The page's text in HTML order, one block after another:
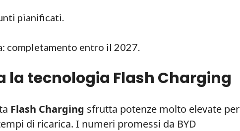
pianificati.
completamento entro il 2027.
la tecnologia Flash Charging
Flash Charging sfrutta potenze molto elevate per
di ricarica. I numeri promessi da BYD